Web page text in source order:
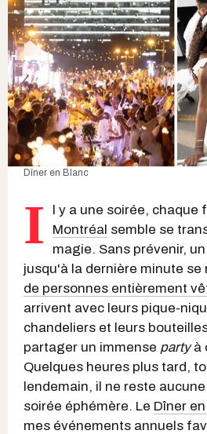
Dîner en Blanc
I
l y a une soirée, chaque
Montréal semble se
magie. Sans prévenir,
jusqu'à la dernière minute se
de personnes entièrement
arrivent avec leurs pique-
chandeliers et leurs
partager un immense partyà
Quelques heures plus tard,
lendemain, il ne reste
soirée éphémère. Le Dîner
mes événements annuels